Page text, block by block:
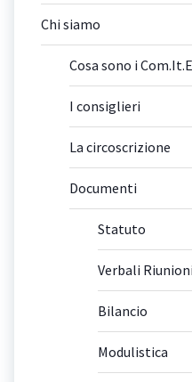
Chi siamo
Cosa sono i
I consiglieri
La circoscrizione
Documenti
Statuto
Verbali
Bilancio
Modulistica